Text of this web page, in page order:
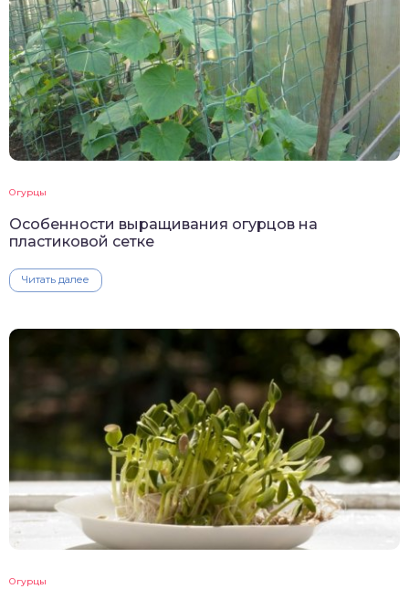
Огурцы
Особенности выращивания огурцов на
пластиковой сетке
Читать далее
Огурцы